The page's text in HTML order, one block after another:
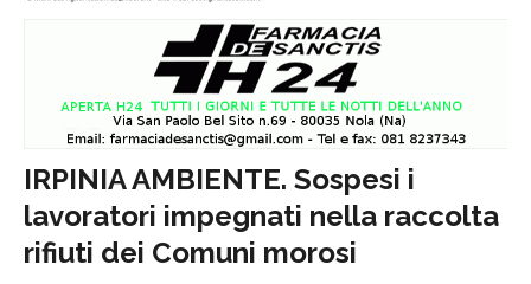
IRPINIA AMBIENTE. Sospesi i
lavoratori impegnati nella raccolta
rifiuti dei Comuni morosi